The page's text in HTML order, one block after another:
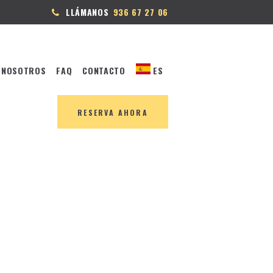
LLÁMANOS 936 67 27 06
FAQ CONTACTO ES
RESERVA AHORA